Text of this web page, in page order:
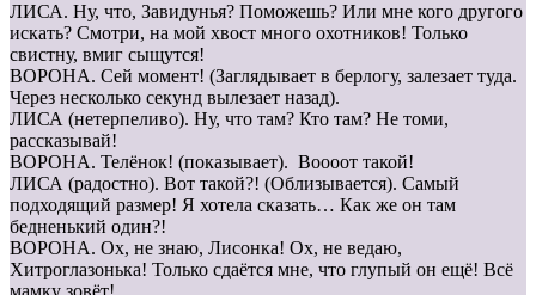
ЛИСА. Ну, что, Завидунья? Поможешь? Или мне кого другого
искать? Смотри, на мой хвост много охотников! Только
свистну, вмиг сыщутся!
ВОРОНА. Сей момент! (Заглядывает в берлогу, залезает туда.
Через несколько секунд вылезает назад).
ЛИСА (нетерпеливо). Ну, что там? Кто там? Не томи,
рассказывай!
ВОРОНА. Телёнок! (показывает). Воооот такой!
ЛИСА (радостно). Вот такой?! (Облизывается). Самый
подходящий размер! Я хотела сказать… Как же он там
бедненький один?!
ВОРОНА. Ох, не знаю, Лисонка! Ох, не ведаю,
Хитроглазонька! Только сдаётся мне, что глупый он ещё! Всё
мамку зовёт!